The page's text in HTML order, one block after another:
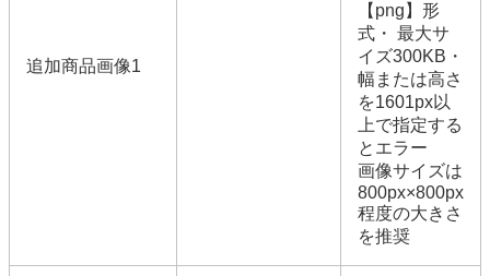
追加商品画像1
【png】形
式・ 最大サ
イズ300KB・
幅または高さ
を1601px以
上で指定する
とエラー
画像サイズは
800px×800px
程度の大きさ
を推奨